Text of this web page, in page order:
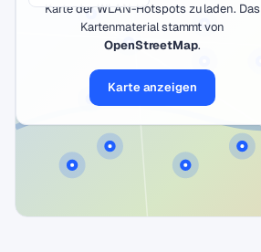
Karte der WLAN-Hotspots zu laden. Das
Kartenmaterial stammt von
OpenStreetMap.
Karte anzeigen